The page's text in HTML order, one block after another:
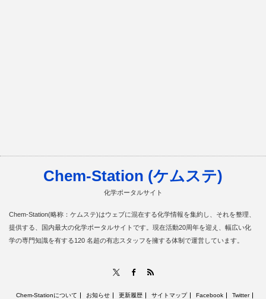
Chem-Station (ケムステ)
化学ポータルサイト
Chem-Station(略称：ケムステ)はウェブに混在する化学情報を集約し、それを整理、
提供する、国内最大の化学ポータルサイトです。現在活動20周年を迎え、幅広い化
学の専門知識を有する120 名超の有志スタッフを擁する体制で運営しています。
Facebook
Chem-Stationについて お知らせ 更新履歴 サイトマップ Facebook Twitter